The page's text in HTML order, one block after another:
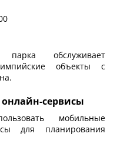
парка обслуживает
объекты с
сервисы
мобильные
для планирования